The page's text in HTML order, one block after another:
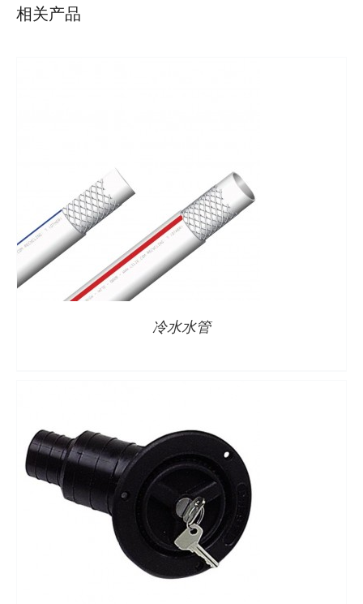
相关产品
冷水水管
详情